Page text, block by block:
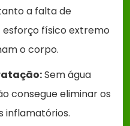
a falta de
físico extremo
o corpo.
Sem água
consegue eliminar os
inflamatórios.